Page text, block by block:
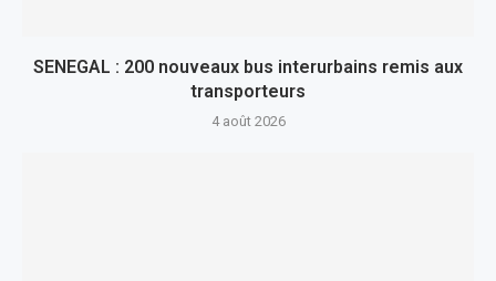
SENEGAL : 200 nouveaux bus interurbains remis aux
transporteurs
4 août 2026